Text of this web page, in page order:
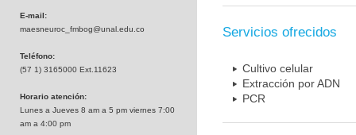
E-mail:
maesneuroc_fmbog@unal.edu.co
Teléfono:
(57 1) 3165000 Ext.11623
Horario atención:
Lunes a Jueves 8 am a 5 pm viernes 7:00
am a 4:00 pm
Servicios ofrecidos
Cultivo celular
Extracción por ADN
PCR